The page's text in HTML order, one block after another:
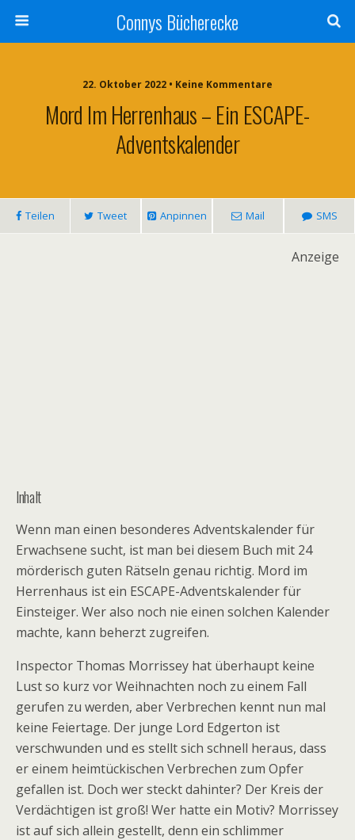
Connys Bücherecke
22. Oktober 2022 • Keine Kommentare
Mord Im Herrenhaus – Ein ESCAPE-
Adventskalender
Teilen Tweet Anpinnen Mail SMS
Anzeige
Inhalt
Wenn man einen besonderes Adventskalender für
Erwachsene sucht, ist man bei diesem Buch mit 24
mörderisch guten Rätseln genau richtig. Mord im
Herrenhaus ist ein ESCAPE-Adventskalender für
Einsteiger. Wer also noch nie einen solchen Kalender
machte, kann beherzt zugreifen.
Inspector Thomas Morrissey hat überhaupt keine
Lust so kurz vor Weihnachten noch zu einem Fall
gerufen zu werden, aber Verbrechen kennt nun mal
keine Feiertage. Der junge Lord Edgerton ist
verschwunden und es stellt sich schnell heraus, dass
er einem heimtückischen Verbrechen zum Opfer
gefallen ist. Doch wer steckt dahinter? Der Kreis der
Verdächtigen ist groß! Wer hatte ein Motiv? Morrissey
ist auf sich allein gestellt, denn ein schlimmer